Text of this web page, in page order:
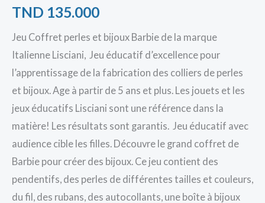
TND 135.000
Jeu Coffret perles et bijoux Barbie de la marque
Italienne Lisciani, Jeu éducatif d’excellence pour
l’apprentissage de la fabrication des colliers de perles
et bijoux. Age à partir de 5 ans et plus. Les jouets et les
jeux éducatifs Lisciani sont une référence dans la
matière! Les résultats sont garantis. Jeu éducatif avec
audience cible les filles. Découvre le grand coffret de
Barbie pour créer des bijoux. Ce jeu contient des
pendentifs, des perles de différentes tailles et couleurs,
du fil, des rubans, des autocollants, une boîte à bijoux